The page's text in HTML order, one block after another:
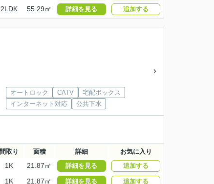
2LDK 55.29㎡ 詳細を見る 追加する
オートロック CATV
宅配ボックス
インターネット対応
公共下水
間取り 面積 詳細 お気に入り
1K 21.87㎡ 詳細を見る 追加する
1K 21.87㎡ 詳細を見る 追加する